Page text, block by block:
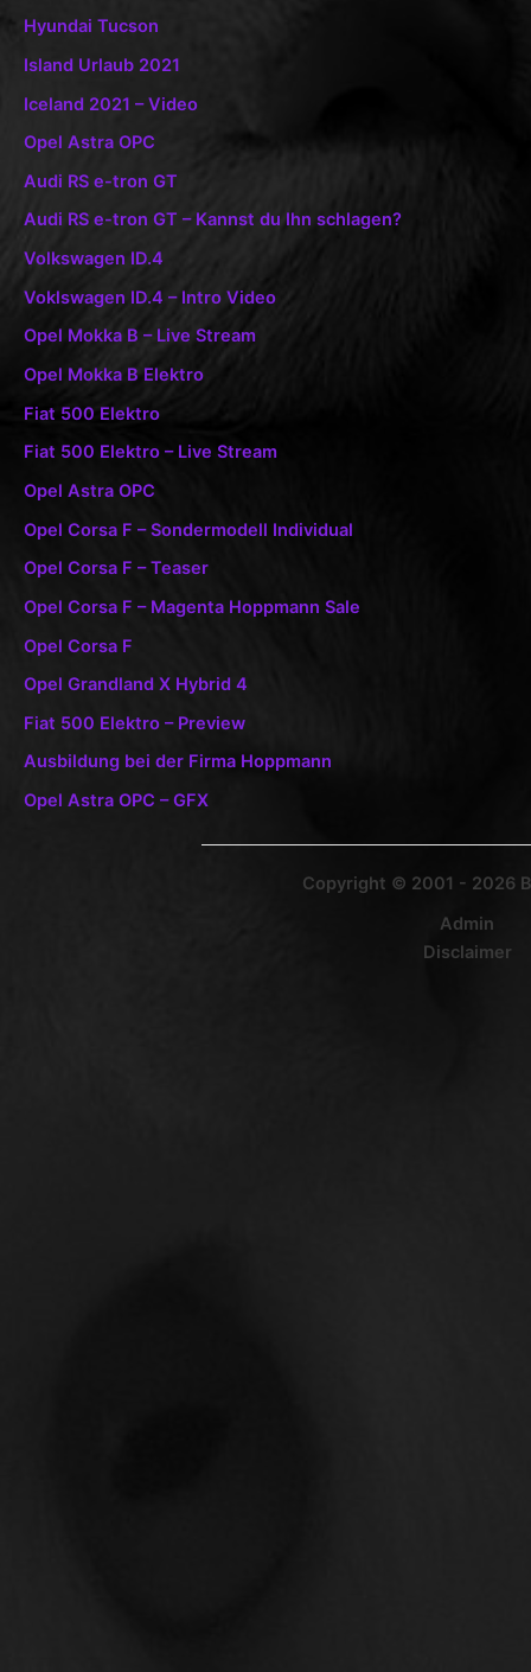
Hyundai Tucson
Island Urlaub 2021
Iceland 2021 – Video
Opel Astra OPC
Audi RS e-tron GT
Audi RS e-tron GT – Kannst du Ihn schlagen?
Volkswagen ID.4
Voklswagen ID.4 – Intro Video
Opel Mokka B – Live Stream
Opel Mokka B Elektro
Fiat 500 Elektro
Fiat 500 Elektro – Live Stream
Opel Astra OPC
Opel Corsa F – Sondermodell Individual
Opel Corsa F – Teaser
Opel Corsa F – Magenta Hoppmann Sale
Opel Corsa F
Opel Grandland X Hybrid 4
Fiat 500 Elektro – Preview
Ausbildung bei der Firma Hoppmann
Opel Astra OPC – GFX
Copyright © 2001 - 2026
Admin
Disclaimer